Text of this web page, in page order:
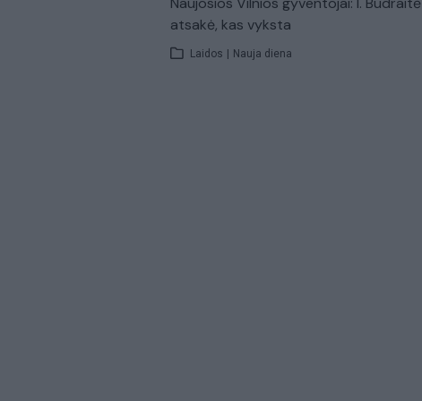
atsakė, kas vyksta
Laidos | Nauja diena